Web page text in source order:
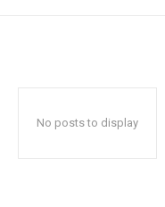
No posts to display